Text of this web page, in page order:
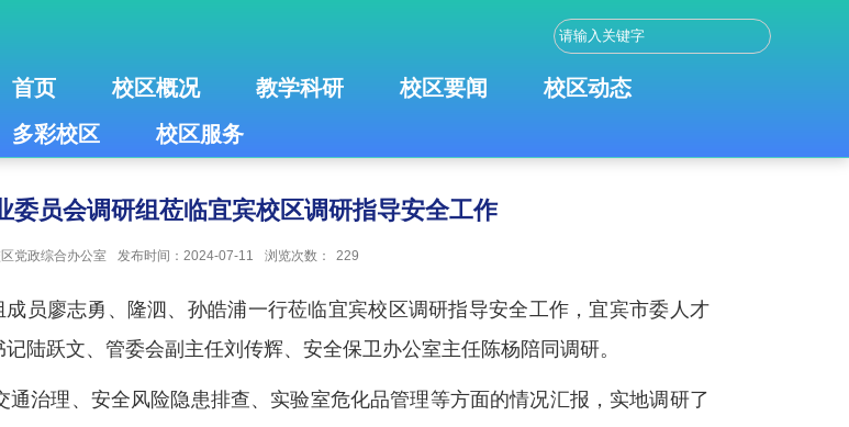
首页 校区概况 教学科研 校区要闻
校区动态
多彩校区
校区服务
委员会调研组莅临宜宾校区调研指导安全工作
党政综合办公室 发布时间：2024-07-11 浏览次数： 229
员廖志勇、隆泗、孙皓浦一行莅临宜宾校区调研指导安全工作，宜宾市委人才
陆跃文、管委会副主任刘传辉、安全保卫办公室主任陈杨陪同调研。
治理、安全风险隐患排查、实验室危化品管理等方面的情况汇报，实地调研了